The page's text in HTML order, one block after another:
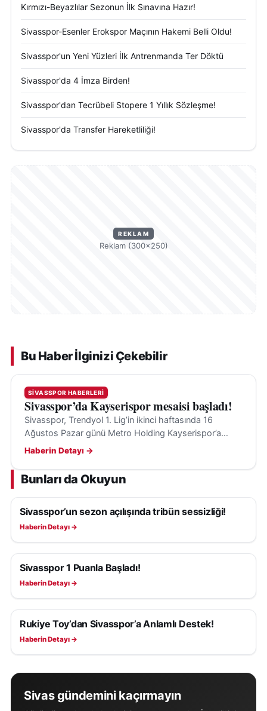
Kırmızı-Beyazlılar Sezonun İlk Sınavına Hazır!
Sivasspor-Esenler Erokspor Maçının Hakemi Belli Oldu!
Sivasspor'un Yeni Yüzleri İlk Antrenmanda Ter Döktü
Sivasspor'da 4 İmza Birden!
Sivasspor'dan Tecrübeli Stopere 1 Yıllık Sözleşme!
Sivasspor'da Transfer Hareketliliği!
REKLAM
Reklam (300×250)
Bu Haber İlginizi Çekebilir
SIVASSPOR HABERLERI
Sivasspor’da Kayserispor mesaisi başladı!
Sivasspor, Trendyol 1. Lig’in ikinci haftasında 16
Ağustos Pazar günü Metro Holding Kayserispor’a
konuk olacak; hedef ilk galibiyet ve transfer takviyeleri.
Haberin Detayı →
Bunları da Okuyun
SIVASSPOR HABERLERI
Sivasspor’un sezon açılışında tribün sessizliği!
Haberin Detayı →
SIVASSPOR HABERLERI
Sivasspor 1 Puanla Başladı!
Haberin Detayı →
SIVASSPOR HABERLERI
Rukiye Toy’dan Sivasspor’a Anlamlı Destek!
Haberin Detayı →
Sivas gündemini kaçırmayın